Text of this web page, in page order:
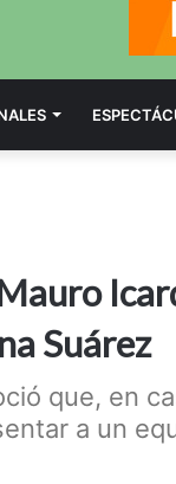
Suárez
que, en
a un